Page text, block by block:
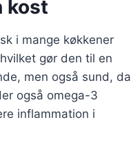
kost
i mange køkkener
gør den til en
men også sund, da
også omega-3
inflammation i